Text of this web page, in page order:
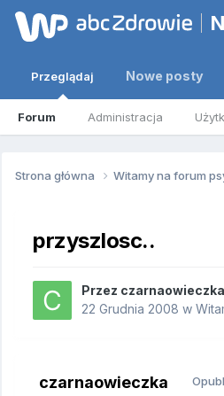
Przeglądaj
Forum Administracja
Nowe posty
Strona główna Witamy na forum
przyszlosc..
Przez czarnaowieczka
22 Grudnia 2008 w
czarnaowieczka